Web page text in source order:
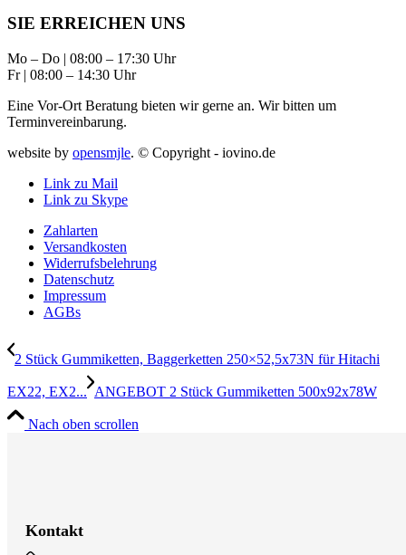
SIE ERREICHEN UNS
Mo – Do | 08:00 – 17:30 Uhr
Fr | 08:00 – 14:30 Uhr
Eine Vor-Ort Beratung bieten wir gerne an. Wir bitten um
Terminvereinbarung.
website by opensmjle. © Copyright - iovino.de
Link zu Mail
Link zu Skype
Zahlarten
Versandkosten
Widerrufsbelehrung
Datenschutz
Impressum
AGBs
2 Stück Gummiketten, Baggerketten 250×52,5x73N für Hitachi
EX22, EX2... ANGEBOT 2 Stück Gummiketten 500x92x78W
Nach oben scrollen
Kontakt